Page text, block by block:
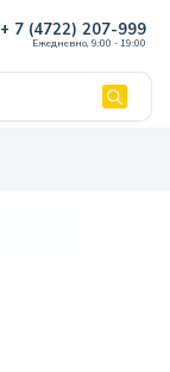
+ 7 (4722) 207-999
Ежедневно, 9:00 - 19:00